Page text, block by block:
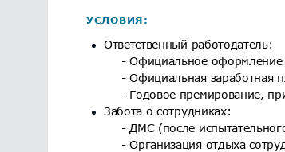
УСЛОВИЯ:
Ответственный работодатель:
- Официальное оформление
- Официальная заработная
- Годовое премирование,
Забота о сотрудниках:
- ДМС (после
- Организация отдыха